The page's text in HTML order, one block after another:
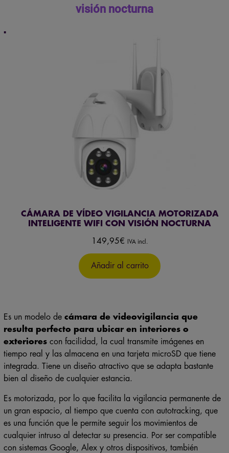
visión nocturna
CÁMARA DE VÍDEO VIGILANCIA MOTORIZADA
INTELIGENTE WIFI CON VISIÓN NOCTURNA
149,95€ IVA incl.
Añadir al carrito
Es un modelo de cámara de videovigilancia que
resulta perfecto para ubicar en interiores o
exteriorescon facilidad, la cual transmite imágenes en
tiempo real y las almacena en una tarjeta microSD que tiene
integrada. Tiene un diseño atractivo que se adapta bastante
bien al diseño de cualquier estancia.
Es motorizada, por lo que facilita la vigilancia permanente de
un gran espacio, al tiempo que cuenta con autotracking, que
es una función que le permite seguir los movimientos de
cualquier intruso al detectar su presencia. Por ser compatible
con sistemas Google, Alex y otros dispositivos, también